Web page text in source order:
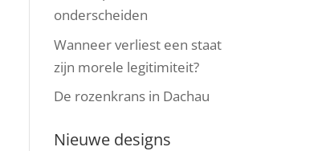
onderscheiden
Wanneer verliest een staat
zijn morele legitimiteit?
De rozenkrans in Dachau
Nieuwe designs